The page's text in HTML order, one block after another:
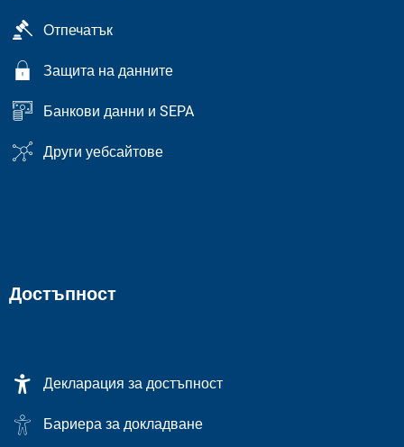
Отпечатък
Защита на данните
Банкови данни и SEPA
Други уебсайтове
Достъпност
Декларация за достъпност
Бариера за докладване